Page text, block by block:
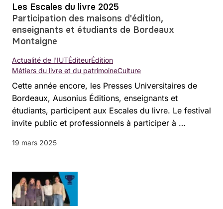
Les Escales du livre 2025
Participation des maisons d'édition,
enseignants et étudiants de Bordeaux
Montaigne
Cette année encore, les Presses Universitaires de
Bordeaux, Ausonius Éditions, enseignants et
étudiants, participent aux Escales du livre. Le festival
invite public et professionnels à participer à …
Actualité de l'IUTÉditeurÉdition
Métiers du livre et du patrimoineCulture
19 mars 2025